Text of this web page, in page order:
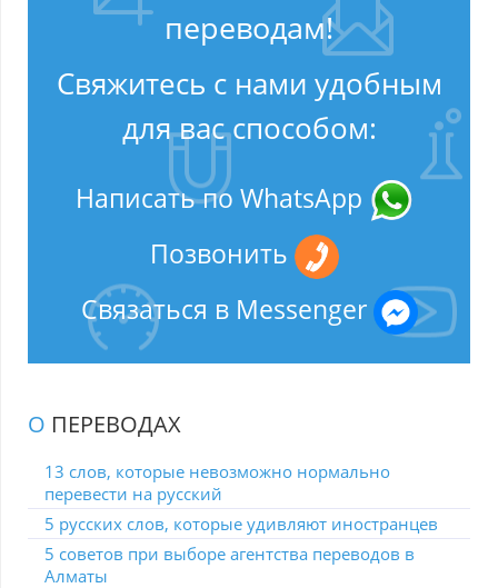
переводам!
Свяжитесь с нами удобным
для вас способом:
Написать по WhatsApp
Позвонить
Связаться в Messenger
О ПЕРЕВОДАХ
13 слов, которые невозможно нормально
перевести на русский
5 русских слов, которые удивляют иностранцев
5 советов при выборе агентства переводов в
Алматы